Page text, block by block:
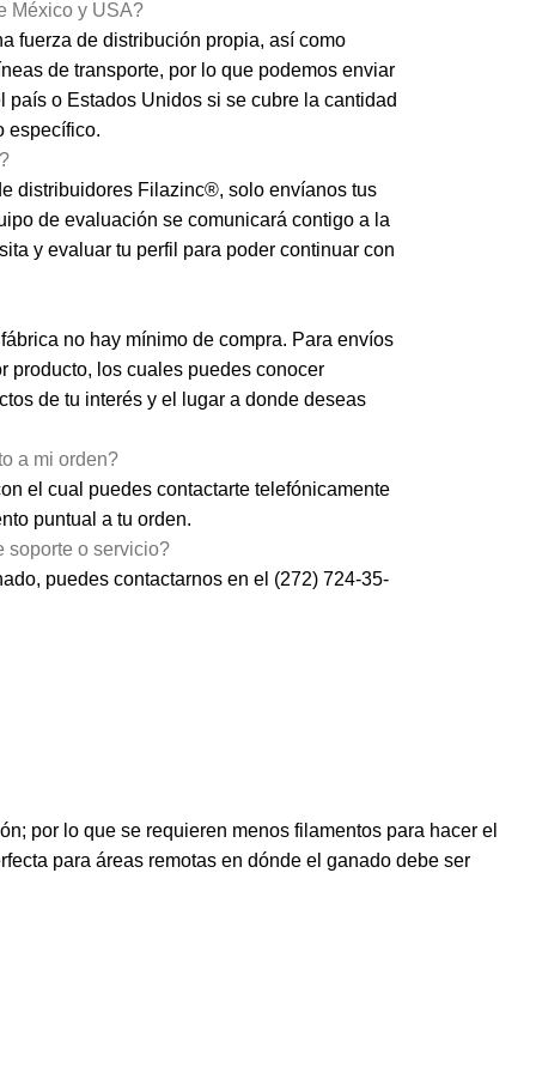
México y USA?
fuerza de distribución propia, así como
de transporte, por lo que podemos enviar
país o Estados Unidos si se cubre la cantidad
específico.
distribuidores Filazinc®, solo envíanos tus
de evaluación se comunicará contigo a la
y evaluar tu perfil para poder continuar con
no hay mínimo de compra. Para envíos
producto, los cuales puedes conocer
de tu interés y el lugar a donde deseas
a mi orden?
el cual puedes contactarte telefónicamente
puntual a tu orden.
soporte o servicio?
puedes contactarnos en el (272) 724-35-
por lo que se requieren menos filamentos para hacer el
para áreas remotas en dónde el ganado debe ser